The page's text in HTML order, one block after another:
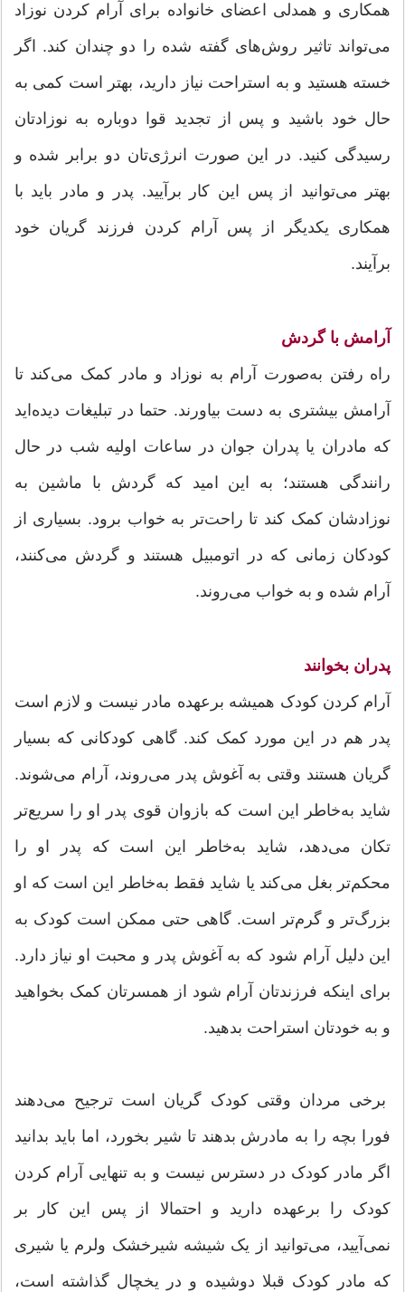
همکاری و همدلی اعضای خانواده برای آرام کردن نوزاد
می‌تواند تاثیر روش‌های گفته شده را دو چندان کند. اگر
خسته هستید و به استراحت نیاز دارید، بهتر است کمی به
حال خود باشید و پس از تجدید قوا دوباره به نوزادتان
رسیدگی کنید. در این صورت انرژی‌تان دو برابر شده و
بهتر می‌توانید از پس این کار برآیید. پدر و مادر باید با
همکاری یکدیگر از پس آرام کردن فرزند گریان خود
برآیند.
آرامش با گردش
راه رفتن به‌صورت آرام به نوزاد و مادر کمک می‌کند تا
آرامش بیشتری به دست بیاورند. حتما در تبلیغات دیده‌اید
که مادران یا پدران جوان در ساعات اولیه شب در حال
رانندگی هستند؛ به این امید که گردش با ماشین به
نوزادشان کمک کند تا راحت‌تر به خواب برود. بسیاری از
کودکان زمانی که در اتومبیل هستند و گردش می‌کنند،
آرام شده و به خواب می‌روند.
پدران بخوانند
آرام کردن کودک همیشه بر‌عهده مادر نیست و لازم است
پدر هم در این مورد کمک کند. گاهی کودکانی که بسیار
گریان هستند وقتی به آغوش پدر می‌روند، آرام می‌شوند.
شاید به‌خاطر این است که بازوان قوی پدر او را سریع‌تر
تکان می‌دهد، شاید به‌خاطر این است که پدر او را
محکم‌تر بغل می‌کند یا شاید فقط به‌خاطر این است که او
بزرگ‌تر و گرم‌تر است. گاهی حتی ممکن است کودک به
این دلیل آرام شود که به آغوش پدر و محبت او نیاز دارد.
برای اینکه فرزندتان آرام شود از همسرتان کمک بخواهید
و به خودتان استراحت بدهید.
برخی مردان وقتی کودک گریان است ترجیح می‌دهند
فورا بچه را به مادرش بدهند تا شیر بخورد، اما باید بدانید
اگر مادر کودک در دسترس نیست و به تنهایی آرام کردن
کودک را بر‌عهده دارید و احتمالا از پس این کار بر
نمی‌آیید، می‌توانید از یک شیشه شیرخشک ولرم یا شیری
که مادر کودک قبلا دوشیده و در یخچال گذاشته است،